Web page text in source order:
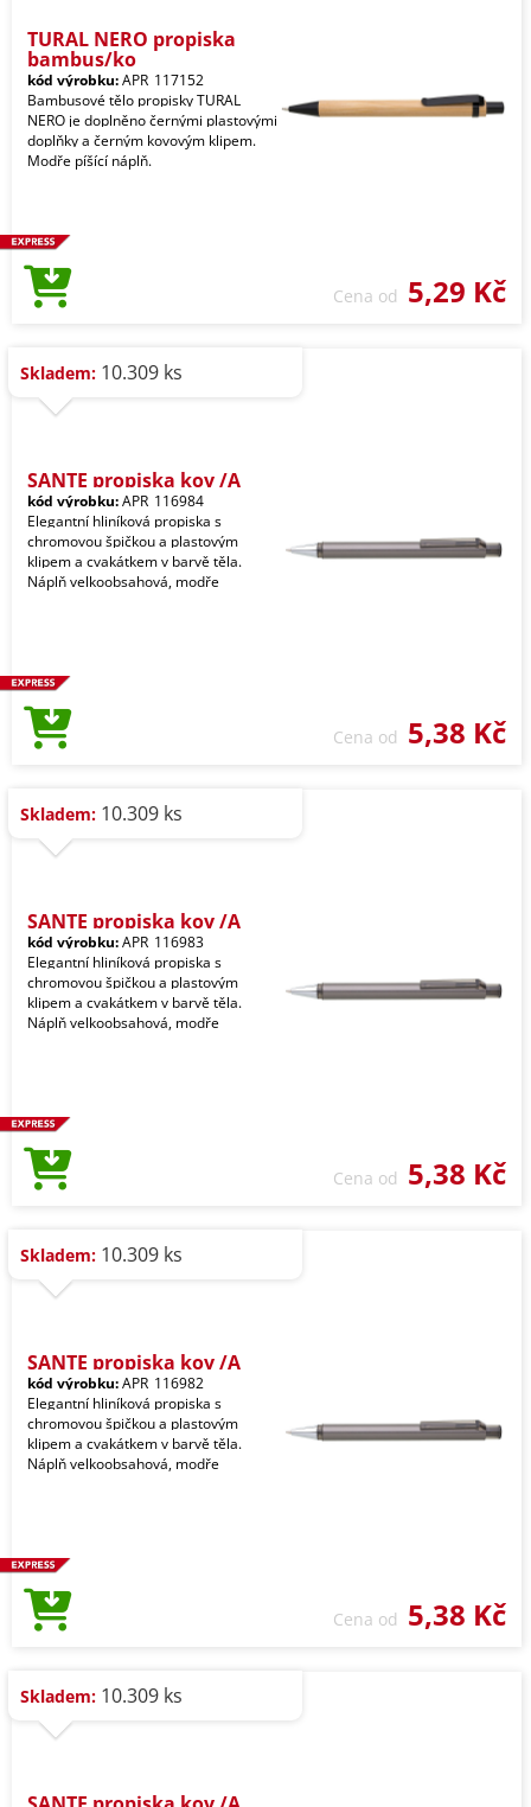
TURAL NERO propiska
bambus/ko
kód výrobku:APR_117152
Bambusové tělo propisky TURAL
NERO je doplněno černými plastovými
doplňky a černým kovovým klipem.
Modře píšící náplň.
Cena od 5,29 Kč
Skladem: 10.309 ks
SANTE propiska kov /A
kód výrobku:APR_116984
Elegantní hliníková propiska s
chromovou špičkou a plastovým
klipem a cvakátkem v barvě těla.
Náplň velkoobsahová, modře
Cena od 5,38 Kč
Skladem: 10.309 ks
SANTE propiska kov /A
kód výrobku:APR_116983
Elegantní hliníková propiska s
chromovou špičkou a plastovým
klipem a cvakátkem v barvě těla.
Náplň velkoobsahová, modře
Cena od 5,38 Kč
Skladem: 10.309 ks
SANTE propiska kov /A
kód výrobku:APR_116982
Elegantní hliníková propiska s
chromovou špičkou a plastovým
klipem a cvakátkem v barvě těla.
Náplň velkoobsahová, modře
Cena od 5,38 Kč
Skladem: 10.309 ks